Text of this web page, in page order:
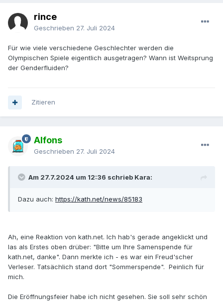
rince
Geschrieben 27. Juli 2024
Für wie viele verschiedene Geschlechter werden die
Olympischen Spiele eigentlich ausgetragen? Wann ist Weitsprung
der Genderfluiden?
Zitieren
Alfons
Geschrieben 27. Juli 2024
Am 27.7.2024 um 12:36 schrieb Kara:
Dazu auch: https://kath.net/news/85183
Ah, eine Reaktion von kath.net. Ich hab's gerade angeklickt und
las als Erstes oben drüber: "Bitte um Ihre Samenspende für
kath.net, danke". Dann merkte ich - es war ein Freud'scher
Verleser. Tatsächlich stand dort "Sommerspende". Peinlich für
mich.
Die Eröffnungsfeier habe ich nicht gesehen. Sie soll sehr schön